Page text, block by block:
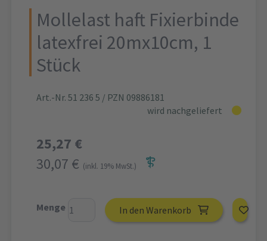
Mollelast haft Fixierbinde
latexfrei 20mx10cm, 1
Stück
Art.-Nr. 51 236 5 / PZN 09886181
wird nachgeliefert
25,27 €
30,07 € (inkl. 19% MwSt.)
Menge In den Warenkorb